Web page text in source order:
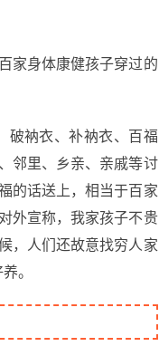
家身体康健孩子穿过的
破衲衣、补衲衣、百福
邻里、乡亲、亲戚等讨
的话送上，相当于百家
外宣称，我家孩子不贵
，人们还故意找穷人家
。